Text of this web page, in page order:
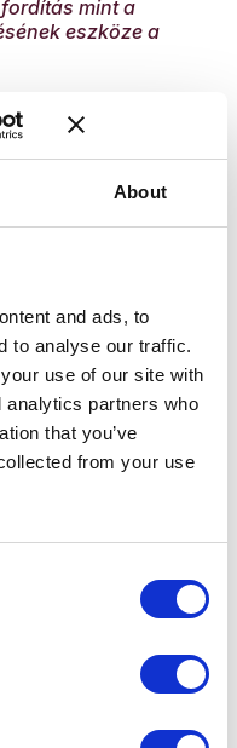
About
and ads, to
to analyse our traffic.
use of our site with
analytics partners who
that you’ve
from your use
mint a
eszköze a
és tárgyi
szellemi kulturális
az őseinktől örökölt
előadóművészetek,
és ünnepi
a hagyományos
változik, éghajlati
gazdasági
életmódbeli
örökség
őrizni a jövő
védeni kell, hogy a
a növekvő
forrása,
A sokszínűség
fejlődésre .”
a kultúrák között, és
és a társadalmi